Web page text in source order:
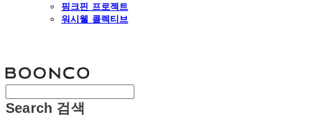
핑크핀 프로젝트
워시웰 콜렉티브
Search 검색